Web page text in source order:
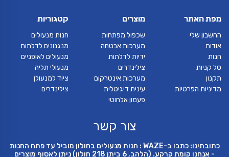
מפת האתר
החשבון שלי
אודות
חנות
סל קניות
תקנון
מדיניות הפרטיות
מוצרים
שכפול מפתחות
מערכות אבטחה
ידיות לדלתות
צילינדרים
מערכות אינטרקום
עינית דיגיטלית
פעמון אלחוטי
קטגוריות
חנות מנעולים
מנגנונים לדלתות
מנעולים לאופניים
מנעולי תליה
ציוד למנעולן
צילינדרים
צור קשר
כתובתינו: כתבו ב-WAZE : חנות מנעולים בחולון מוביל עד פתח החנות
- אנחנו קומת קרקע. (הלהב, 6 ביתן 218 חולון) ניתן לאסוף מוצרים